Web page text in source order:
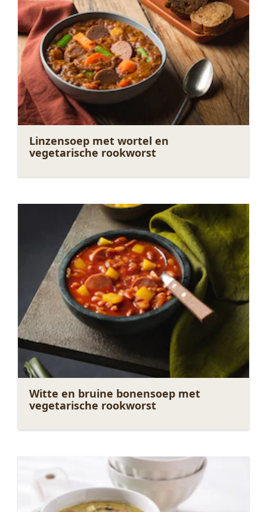
Linzensoep met wortel en
vegetarische rookworst
Witte en bruine bonensoep met
vegetarische rookworst